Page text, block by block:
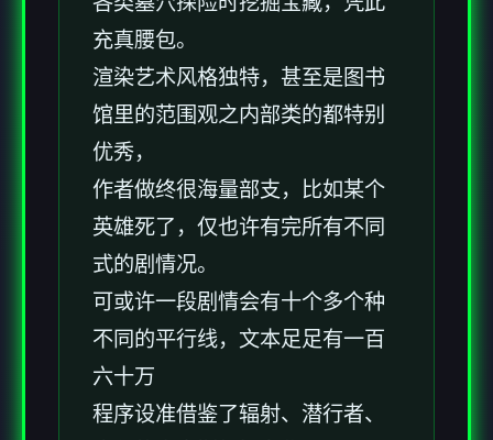
充真腰包。
渲染艺术风格独特，甚至是图书
馆里的范围观之内部类的都特别
优秀，
作者做终很海量部支，比如某个
英雄死了，仅也许有完所有不同
式的剧情况。
可或许一段剧情会有十个多个种
不同的平行线，文本足足有一百
六十万
程序设准借鉴了辐射、潜行者、